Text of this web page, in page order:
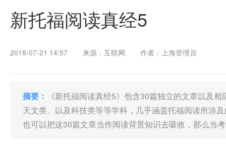
新托福阅读真经5
2018-07-21 14:57 来源：互联网 作者：上海管理员
摘要：
《新托福阅读真经5》包含30篇独立的文章以及
天文类、以及科技类等等学科，几乎涵盖托福阅读所涉
也可以把这30篇文章当作阅读背景知识去吸收，那么当